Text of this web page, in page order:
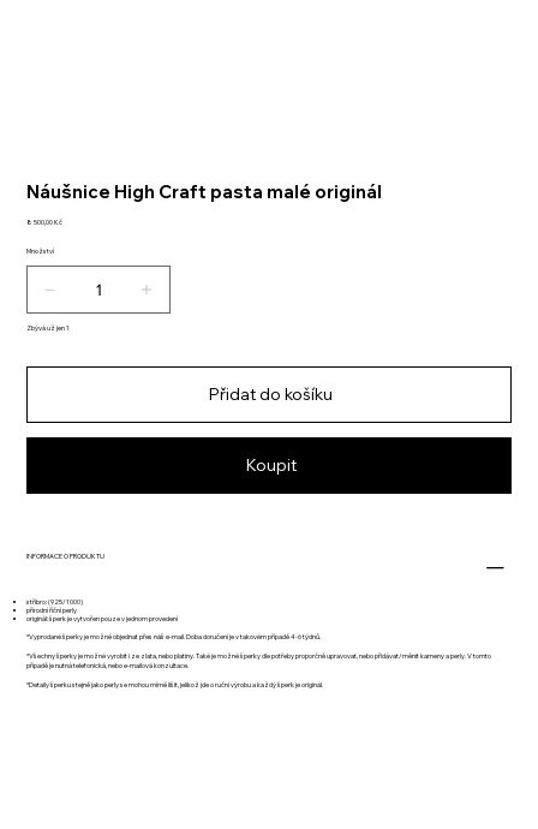
Náušnice High Craft pasta malé originál
Cena
8 500,00 Kč
Množství
Zbývá už jen 1
Přidat do košíku
Koupit
INFORMACE O PRODUKTU
stříbro: (925/1000)
přírodní říční perly
originál: šperk je vytvořen pouze v jednom provedení
*Vyprodané šperky je možné objednat přes náš e-mail. Doba doručení je v takovém případě 4-6 týdnů.
*Všechny šperky je možné vyrobit i ze zlata, nebo platiny. Také je možné šperky dle potřeby proporčně upravovat, nebo přidávat/měnit kameny a perly. V tomto
případě je nutná telefonická, nebo e-mailová konzultace.
*Detaily šperku stejně jako perly se mohou mírně lišit, jelikož jde o ruční výrobu a každý šperk je originál.